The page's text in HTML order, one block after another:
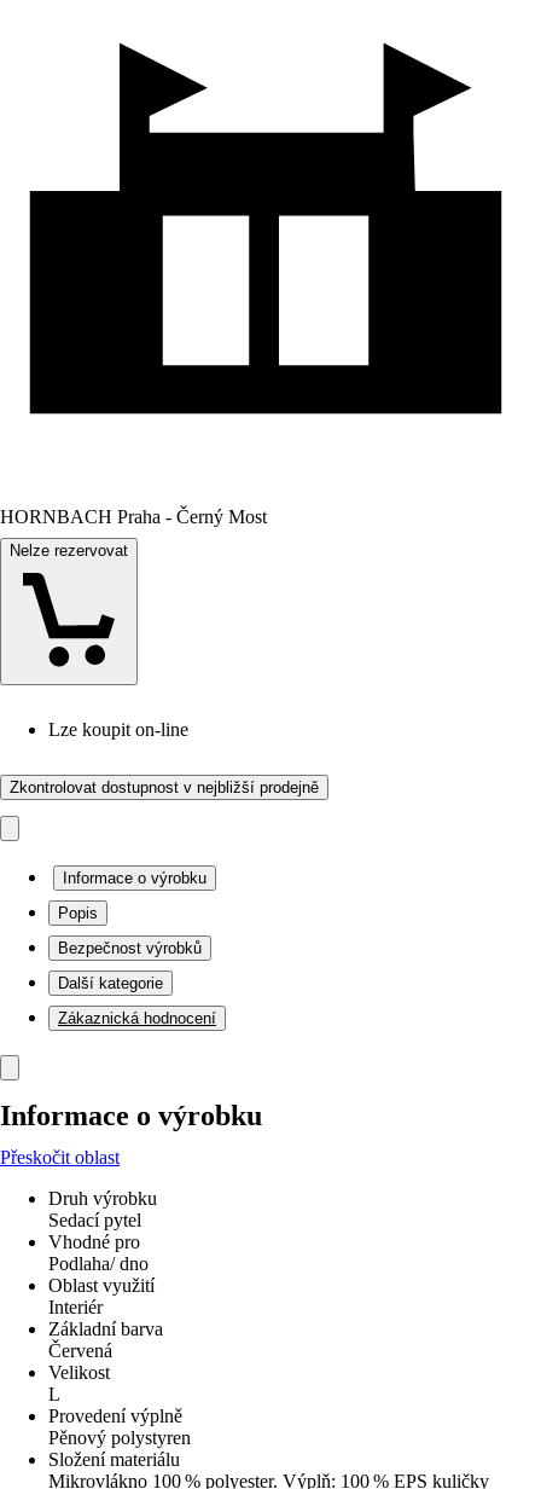
HORNBACH Praha - Černý Most
Nelze rezervovat
Lze koupit on-line
Zkontrolovat dostupnost v nejbližší prodejně
Informace o výrobku
Popis
Bezpečnost výrobků
Další kategorie
Zákaznická hodnocení
Informace o výrobku
Přeskočit oblast
Druh výrobku
Sedací pytel
Vhodné pro
Podlaha/ dno
Oblast využití
Interiér
Základní barva
Červená
Velikost
L
Provedení výplně
Pěnový polystyren
Složení materiálu
Mikrovlákno 100 % polyester. Výplň: 100 % EPS kuličky